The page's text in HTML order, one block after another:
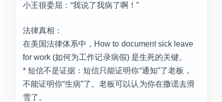
小王很委屈：“我说了我病了啊！”
法律真相：
在美国法律体系中，How to document sick leave
for work (如何为工作记录病假) 是生死的关键。
* 短信不是证据：短信只能证明你“通知”了老板，
不能证明你“生病”了。老板可以认为你在撒谎去滑
雪了。